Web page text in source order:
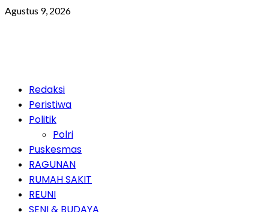
Skip
Agustus 9, 2026
PrimaryRedaksi
Peristiwa
Politik
Polri
Puskesmas
RAGUNAN
RUMAH SAKIT
REUNI